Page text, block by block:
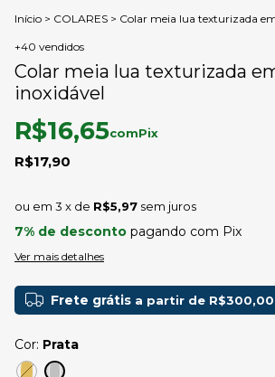
Início > COLARES > Colar meia lua texturizada
+40 vendidos
Colar meia lua texturizada
inoxidável
R$17,90
R$16,65comPix
3 x de R$5,97 sem juros
7% de desconto pagando com Pix
Ver mais detalhes
Frete grátis a partir de R$300,00
Cor: Prata